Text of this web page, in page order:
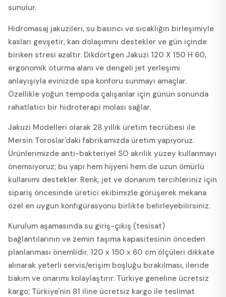
sunulur.
Hidromasaj jakuzileri, su basıncı ve sıcaklığın birleşimiyle
kasları gevşetir, kan dolaşımını destekler ve gün içinde
biriken stresi azaltır. Dikdörtgen Jakuzi 120 X 150 H 60,
ergonomik oturma alanı ve dengeli jet yerleşimi
anlayışıyla evinizde spa konforu sunmayı amaçlar.
Özellikle yoğun tempoda çalışanlar için günün sonunda
rahatlatıcı bir hidroterapi molası sağlar.
Jakuzi Modelleri olarak 28 yıllık üretim tecrübesi ile
Mersin Toroslar'daki fabrikamızda üretim yapıyoruz.
Ürünlerimizde anti-bakteriyel SO akrilik yüzey kullanmayı
önemsiyoruz; bu yapı hem hijyeni hem de uzun ömürlü
kullanımı destekler. Renk, jet ve donanım tercihleriniz için
sipariş öncesinde üretici ekibimizle görüşerek mekana
özel en uygun konfigürasyonu birlikte belirleyebilirsiniz.
Kurulum aşamasında su giriş-çıkış (tesisat)
bağlantılarının ve zemin taşıma kapasitesinin önceden
planlanması önemlidir. 120 x 150 x 60 cm ölçüleri dikkate
alınarak yeterli servis/erişim boşluğu bırakılması, ileride
bakım ve onarımı kolaylaştırır. Türkiye geneline ücretsiz
kargo; Türkiye'nin 81 iline ücretsiz kargo ile teslimat